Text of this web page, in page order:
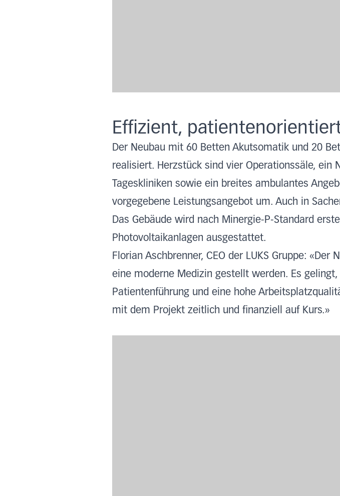
Effizient,
Der Neubau mit 60 Betten Akutsomatik und 20
realisiert. Herzstück sind vier Operationssäle, ein
Tageskliniken sowie ein breites ambulantes
vorgegebene Leistungsangebot um. Auch in
Das Gebäude wird nach Minergie-P-Standard
Photovoltaikanlagen ausgestattet.
Florian Aschbrenner, CEO der LUKS Gruppe:
eine moderne Medizin gestellt werden. Es
Patientenführung und eine hohe
mit dem Projekt zeitlich und finanziell auf Kurs.»